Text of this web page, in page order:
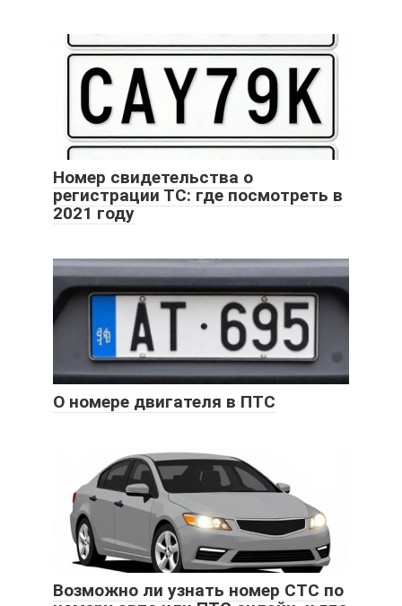
Номер свидетельства о
регистрации ТС: где посмотреть в
2021 году
О номере двигателя в ПТС
Возможно ли узнать номер СТС по